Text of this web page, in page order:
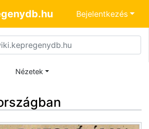
Bejelentkezés
Nézetek